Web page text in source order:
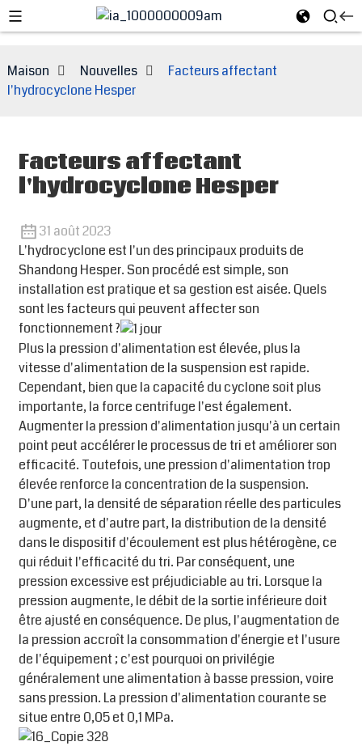
Maison Nouvelles
Facteurs affectant
l'hydrocyclone Hesper
Facteurs affectant
l'hydrocyclone Hesper
31 août 2023
L'hydrocyclone est l'un des principaux produits de
Shandong Hesper. Son procédé est simple, son
installation est pratique et sa gestion est aisée. Quels
sont les facteurs qui peuvent affecter son
fonctionnement ?
Plus la pression d'alimentation est élevée, plus la
vitesse d'alimentation de la suspension est rapide.
Cependant, bien que la capacité du cyclone soit plus
importante, la force centrifuge l'est également.
Augmenter la pression d'alimentation jusqu'à un certain
point peut accélérer le processus de tri et améliorer son
efficacité. Toutefois, une pression d'alimentation trop
élevée renforce la concentration de la suspension.
D'une part, la densité de séparation réelle des particules
augmente, et d'autre part, la distribution de la densité
dans le dispositif d'écoulement est plus hétérogène, ce
qui réduit l'efficacité du tri. Par conséquent, une
pression excessive est préjudiciable au tri. Lorsque la
pression augmente, le débit de la sortie inférieure doit
être ajusté en conséquence. De plus, l'augmentation de
la pression accroît la consommation d'énergie et l'usure
de l'équipement ; c'est pourquoi on privilégie
généralement une alimentation à basse pression, voire
sans pression. La pression d'alimentation courante se
situe entre 0,05 et 0,1 MPa.